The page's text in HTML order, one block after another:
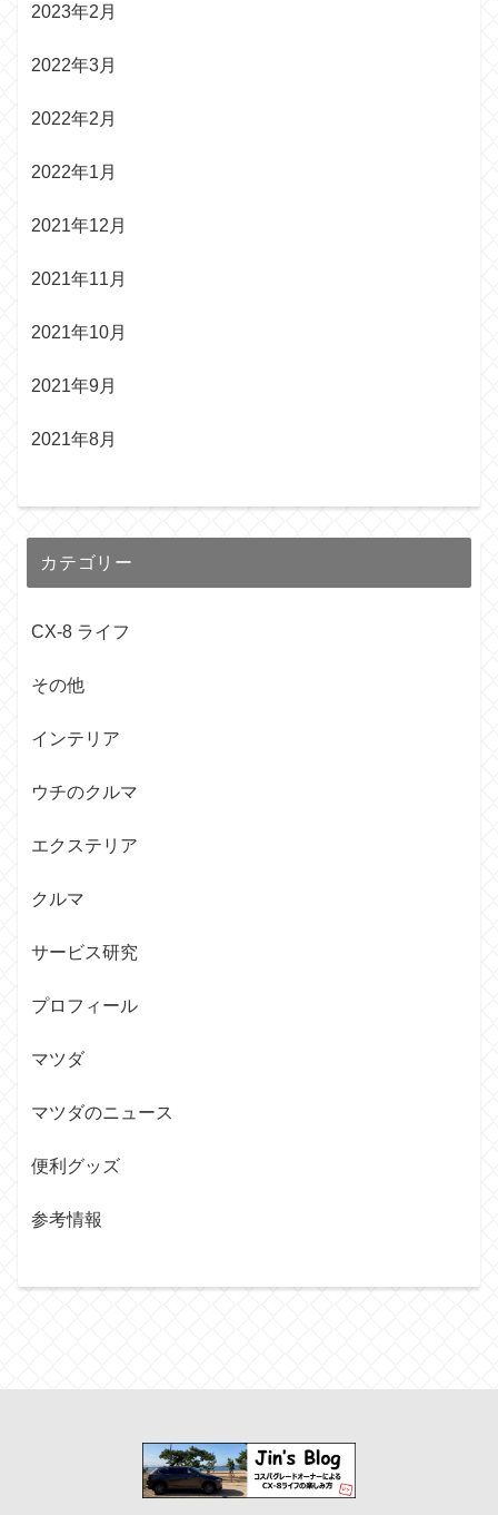
2023年2月
2022年3月
2022年2月
2022年1月
2021年12月
2021年11月
2021年10月
2021年9月
2021年8月
カテゴリー
CX-8 ライフ
その他
インテリア
ウチのクルマ
エクステリア
クルマ
サービス研究
プロフィール
マツダ
マツダのニュース
便利グッズ
参考情報